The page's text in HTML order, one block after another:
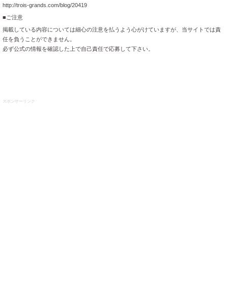
http://trois-grands.com/blog/20419
■ご注意
掲載している内容については細心の注意を払うよう心がけていますが、当サイトでは責
任を負うことができません。
必ず公式の情報を確認した上で自己責任で応募して下さい。
スポンサーリンク